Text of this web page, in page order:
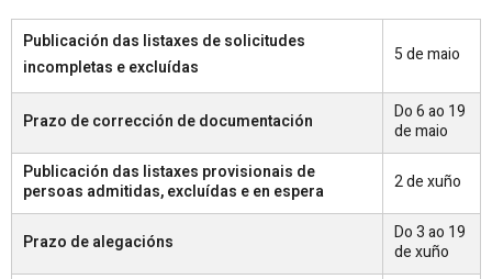
Publicación das listaxes de solicitudes
incompletas e excluídas
5 de maio
Prazo de corrección de documentación
Do 6 ao 19
de maio
Publicación das listaxes provisionais de
persoas admitidas, excluídas e en espera
2 de xuño
Prazo de alegacións
Do 3 ao 19
de xuño